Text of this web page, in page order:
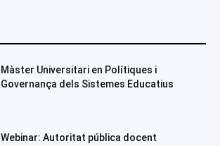
Màster Universitari en Polítiques i
Governança dels Sistemes Educatius
Webinar: Autoritat pública docent